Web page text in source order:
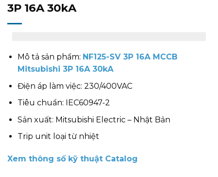
3P 16A 30kA
Mô tả sản phẩm: NF125-SV 3P 16A MCCB
Mitsubishi 3P 16A 30kA
Điện áp làm việc: 230/400VAC
Tiêu chuẩn: IEC60947-2
Sản xuất: Mitsubishi Electric – Nhật Bản
Trip unit loại từ nhiệt
Xem thông số kỹ thuật Catalog